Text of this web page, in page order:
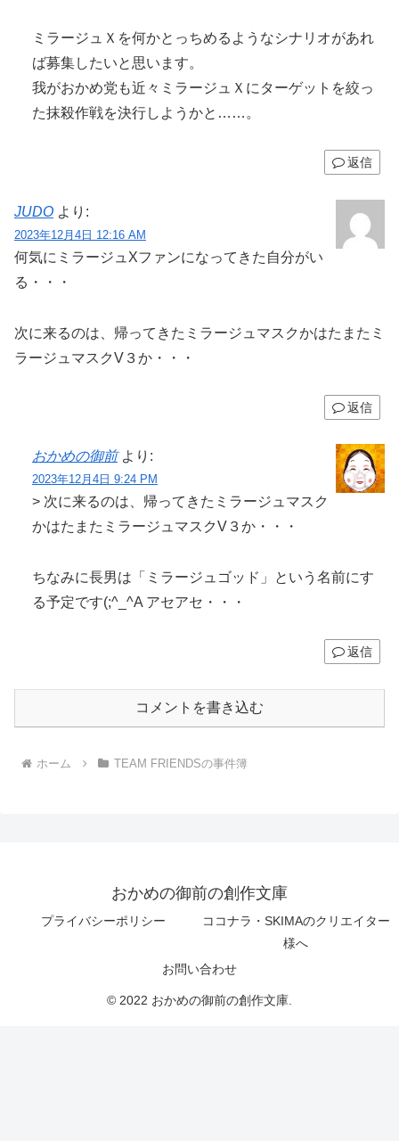
ミラージュＸを何かとっちめるようなシナリオがあれ
ば募集したいと思います。
我がおかめ党も近々ミラージュＸにターゲットを絞っ
た抹殺作戦を決行しようかと……。
返信
JUDO より:
2023年12月4日 12:16 AM
何気にミラージュXファンになってきた自分がい
る・・・
次に来るのは、帰ってきたミラージュマスクかはたまたミ
ラージュマスクV３か・・・
返信
おかめの御前 より:
2023年12月4日 9:24 PM
> 次に来るのは、帰ってきたミラージュマスク
かはたまたミラージュマスクV３か・・・
ちなみに長男は「ミラージュゴッド」という名前にす
る予定です(;^_^A アセアセ・・・
返信
コメントを書き込む
ホーム TEAM FRIENDSの事件簿
おかめの御前の創作文庫
プライバシーポリシー
ココナラ・SKIMAのクリエイター
様へ
お問い合わせ
© 2022 おかめの御前の創作文庫.